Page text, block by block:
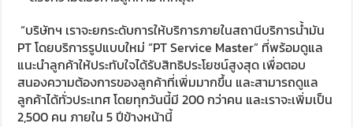
“บริษัทฯ เราจะยกระดับการให้บริการภายในสถานีบริการน้ำมัน
PT โดยบริการรูปแบบใหม่ “PT Service Master” ที่พร้อมดูแล
แนะนำลูกค้าให้ประทับใจได้รับสิทธิประโยชน์สูงสุด เพื่อตอบ
สนองความต้องการของลูกค้าที่เพิ่มมากขึ้น และสามารถดูแล
ลูกค้าได้ทั่วประเทศ โดยทุกวันนี้มี 200 กว่าคน และเราจะเพิ่มเป็น
2,500 คน ภายใน 5 ปีข้างหน้านี้